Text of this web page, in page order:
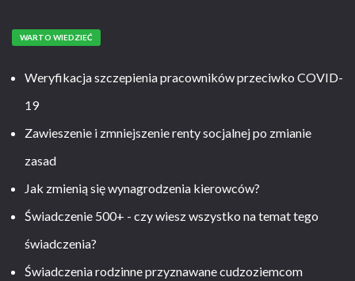
WARTO WIEDZIEĆ
Weryfikacja szczepienia pracowników przeciwko COVID-
19
Zawieszenie i zmniejszenie renty socjalnej po zmianie
zasad
Jak zmienią się wynagrodzenia kierowców?
Świadczenie 500+ - czy wiesz wszystko na temat tego
świadczenia?
Świadczenia rodzinne przyznawane cudzoziemcom